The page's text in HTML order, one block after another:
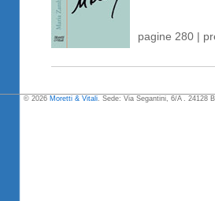
pagine 280 |
© 2026 Moretti & Vitali . Sede: Via Segantini, 6/A . 24128